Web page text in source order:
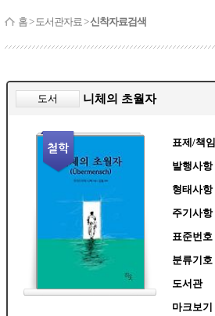
홈> 도서관자료 >신착자료검색